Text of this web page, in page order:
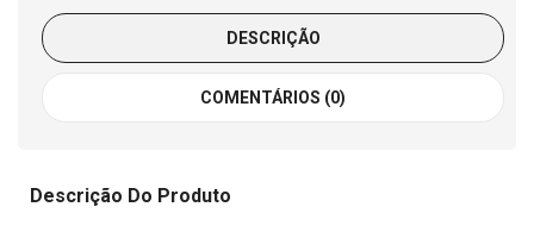
DESCRIÇÃO
COMENTÁRIOS (0)
Descrição Do Produto